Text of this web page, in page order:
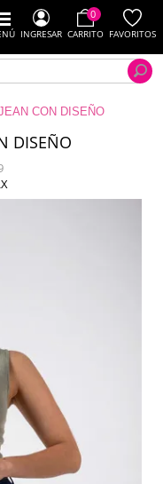
INGRESAR
0
CARRITO FAVORITOS
CON DISEÑO
DISEÑO